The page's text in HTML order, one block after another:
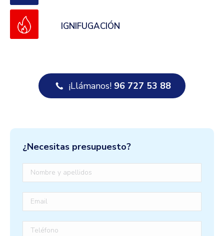
IGNIFUGACIÓN
¡Llámanos! 96 727 53 88
¿Necesitas presupuesto?